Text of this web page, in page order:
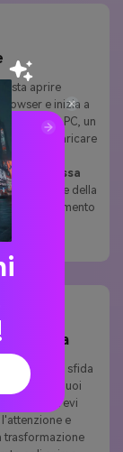
aprire
e inizia a
utilizzi un PC, un
puoi caricare
qualità
AI Principessa
per godere della
momento
Media
alla sfida
pochi clic, puoi
o brevi
e
trasformazione